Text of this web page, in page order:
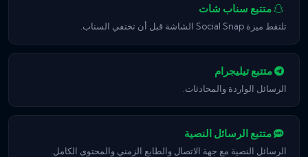
متتبع سناب شات
تلتقط ميزة Social Snap الشاشة قبل أن تختفي السناب.
متتبع تيليجرام
الرسائل الواردة والمحادثات.
متتبع الرسائل النصية
الرسائل النصية مع جهة الاتصال والطابع الزمني والمحتوى الكامل.